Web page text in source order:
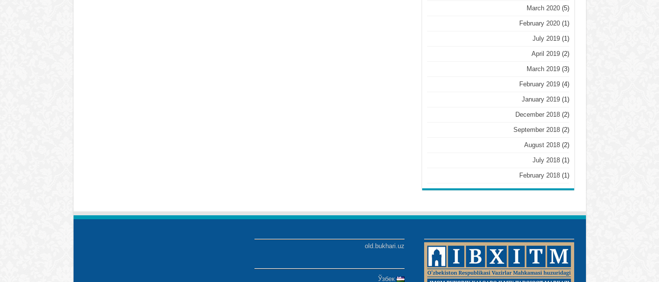
March 2020(5)
February 2020(1)
July 2019(1)
April 2019(2)
March 2019(3)
February 2019(4)
January 2019(1)
December 2018(2)
September 2018(2)
August 2018(2)
July 2018(1)
February 2018(1)
old.bukhari.uz
Ўзбек